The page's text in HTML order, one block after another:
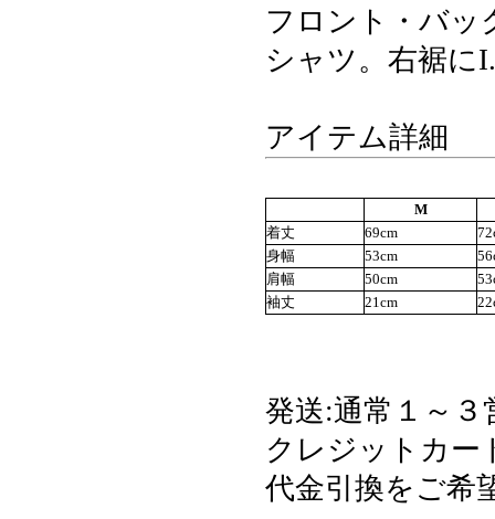
フロント・バッ
シャツ。右裾に
アイテム詳細
M
着丈
69cm
身幅
53cm
肩幅
50cm
袖丈
21cm
発送:通常１～３
クレジットカー
代金引換をご希